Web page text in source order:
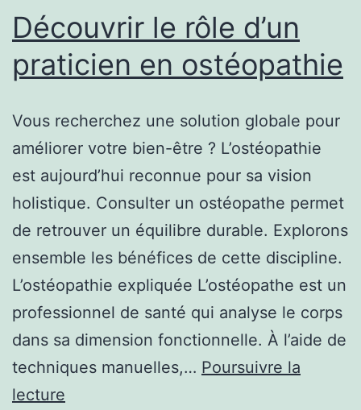
Découvrir le rôle d’un
praticien en ostéopathie
Vous recherchez une solution globale pour
améliorer votre bien-être ? L’ostéopathie
est aujourd’hui reconnue pour sa vision
holistique. Consulter un ostéopathe permet
de retrouver un équilibre durable. Explorons
ensemble les bénéfices de cette discipline.
L’ostéopathie expliquée L’ostéopathe est un
professionnel de santé qui analyse le corps
dans sa dimension fonctionnelle. À l’aide de
techniques manuelles,… Poursuivre la
lecture